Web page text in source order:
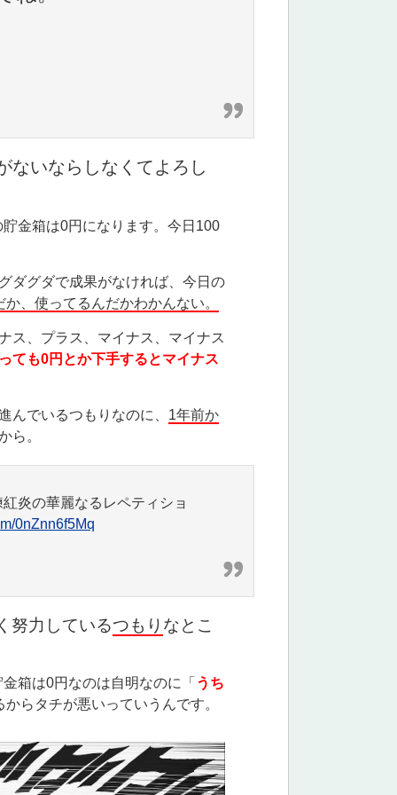
ないならしなくてよろし
金箱は0円になります。今日100
ダグダで成果がなければ、今日の
、使ってるんだかわかんない。
ス、プラス、マイナス、マイナス
ても0円とか下手するとマイナス
んでいるつもりなのに、 1年前か
ら。
炎の華麗なるレペティショ
0nZnn6f5Mq
努力しているつもり なとこ
箱は0円なのは自明なのに「 うち
らタチが悪いっていうんです。